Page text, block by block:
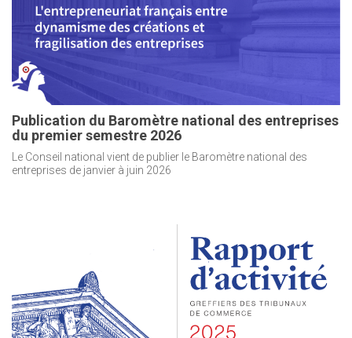
Publication du Baromètre national des entreprises
du premier semestre 2026
Le Conseil national vient de publier le Baromètre national des
entreprises de janvier à juin 2026